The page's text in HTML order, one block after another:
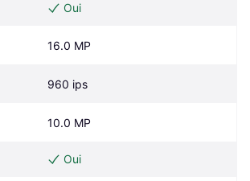
Oui
16.0 MP
960 ips
10.0 MP
Oui